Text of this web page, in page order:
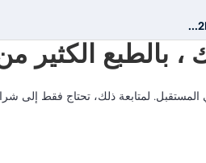
، بالطبع
المستقبل. لمتابعة ذلك، تحتاج فقط إلى